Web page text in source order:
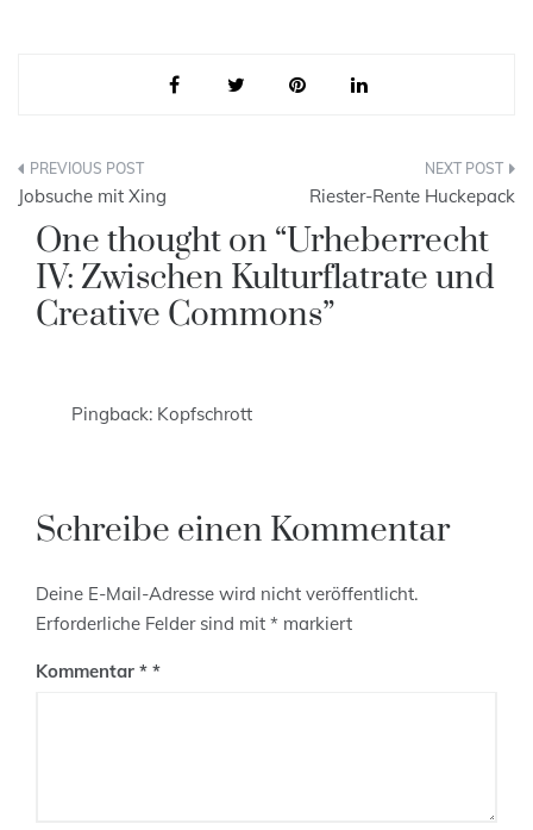
Beitragsnavigation
Jobsuche mit Xing Riester-Rente Huckepack
One thought on “Urheberrecht
IV: Zwischen Kulturflatrate und
Creative Commons”
Pingback: Kopfschrott
Schreibe einen Kommentar
Deine E-Mail-Adresse wird nicht veröffentlicht.
Erforderliche Felder sind mit * markiert
Kommentar *